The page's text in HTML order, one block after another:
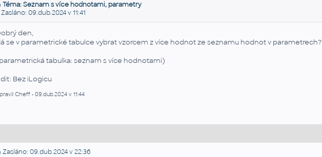
Téma: Seznam s více hodnotami, parametry
09.dub.2024 v 11:41
den,
se v parametrické tabulce vybrat vzorcem z více hodnot ze seznamu hodnot v parametrech?
tabulka: seznam s více hodnotami)
Bez iLogicu
Cheff - 09.dub.2024 v 11:44
Zasláno: 09.dub.2024 v 22:36